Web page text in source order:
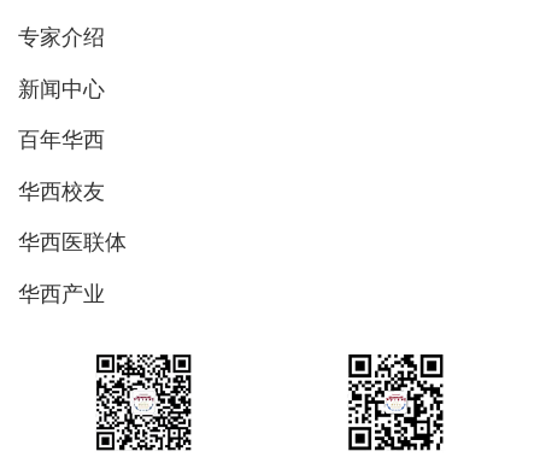
专家介绍
新闻中心
百年华西
华西校友
华西医联体
华西产业